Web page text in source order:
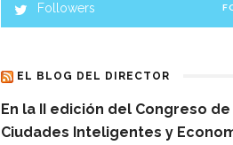
Followers
EL BLOG DEL DIRECTOR
En la II edición del Congreso de
Ciudades Inteligentes y